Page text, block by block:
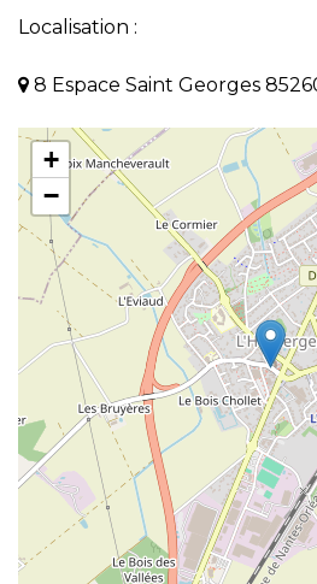
Localisation :
8 Espace Saint Georges
+
−